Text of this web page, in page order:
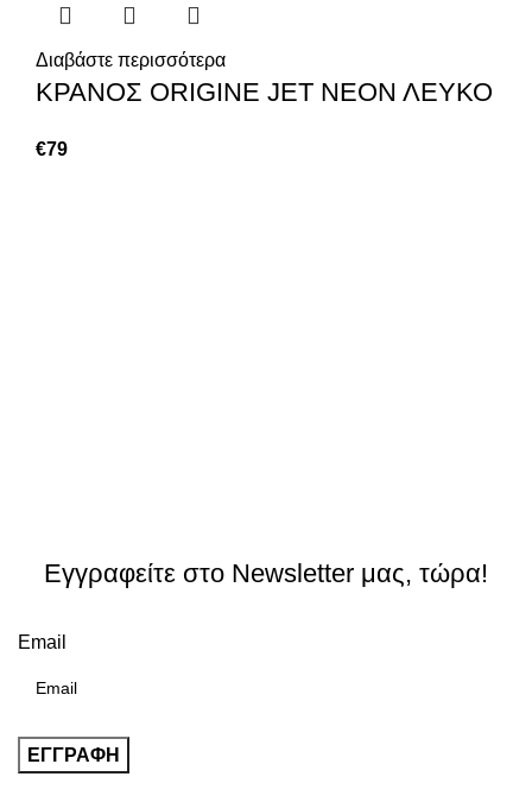
Διαβάστε περισσότερα
ΚΡΑΝΟΣ ORIGINE JET ΝΕΟΝ ΛΕΥΚΟ
€79
Εγγραφείτε στο Newsletter μας, τώρα!
Email